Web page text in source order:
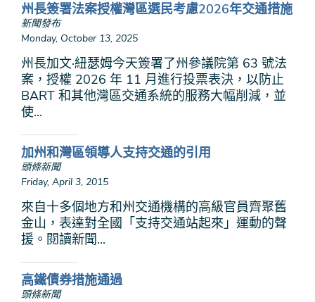
州長簽署法案授權灣區選民考慮2026年交通措施
新聞發布
Monday, October 13, 2025
州長加文·紐瑟姆今天簽署了州參議院第 63 號法
案，授權 2026 年 11 月進行投票表決，以防止
BART 和其他灣區交通系統的服務大幅削減，並
使...
加州和灣區領導人支持交通的引用
頭條新聞
Friday, April 3, 2015
來自十多個地方和州交通機構的高級官員齊聚舊
金山，表達對全國「支持交通站起來」運動的聲
援。閱讀新聞...
高鐵債券措施通過
頭條新聞